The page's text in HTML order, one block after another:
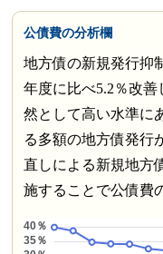
公債費の分析欄
地方債の新規発行抑
年度に比べ5.2％改
然として高い水準に
る多額の地方債発行
直しによる新規地方
施することで公債費